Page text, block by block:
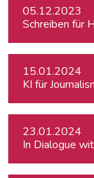
05.12.2023
Schreiben für
15.01.2024
KI für
23.01.2024
In Dialogue